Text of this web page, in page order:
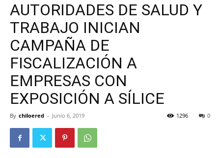
AUTORIDADES DE SALUD Y
TRABAJO INICIAN
CAMPAÑA DE
FISCALIZACIÓN A
EMPRESAS CON
EXPOSICIÓN A SÍLICE
By chiloered - Junio 6, 2019 0
1296